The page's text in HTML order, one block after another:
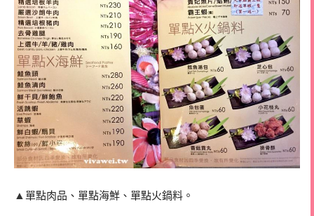
▲ 單點肉品、單點海鮮、單點火鍋料。